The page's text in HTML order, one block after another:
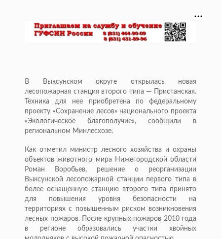
В Выксунском округе открылась новая
лесопожарная станция второго типа — Пристанская.
Техника для нее приобретена по федеральному
проекту «Сохранение лесов» национального проекта
«Экологическое благополучие», сообщили в
региональном Минлесхозе.
Как отметил министр лесного хозяйства и охраны
объектов животного мира Нижегородской области
Роман Воробьев, решение о реорганизации
Выксунской лесопожарной станции первого типа в
более оснащенную станцию второго типа принято
для повышения уровня безопасности на
территориях с повышенным риском возникновения
лесных пожаров. После крупных пожаров 2010 года
в регионе образовались участки хвойных